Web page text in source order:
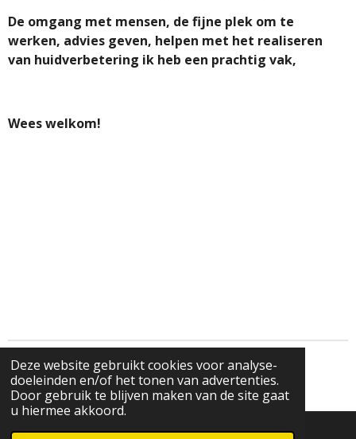
Deze website gebruikt cookies voor analyse-
doeleinden en/of het tonen van advertenties.
Door gebruik te blijven maken van de site gaat
u hiermee akkoord.
De omgang met mensen, de fijne plek om te
werken, advies geven, helpen met het realiseren
van huidverbetering ik heb een prachtig vak,
Wees welkom!
© 2021 - 2026 Schoonheidssalon Annen
Powered byJouwWeb